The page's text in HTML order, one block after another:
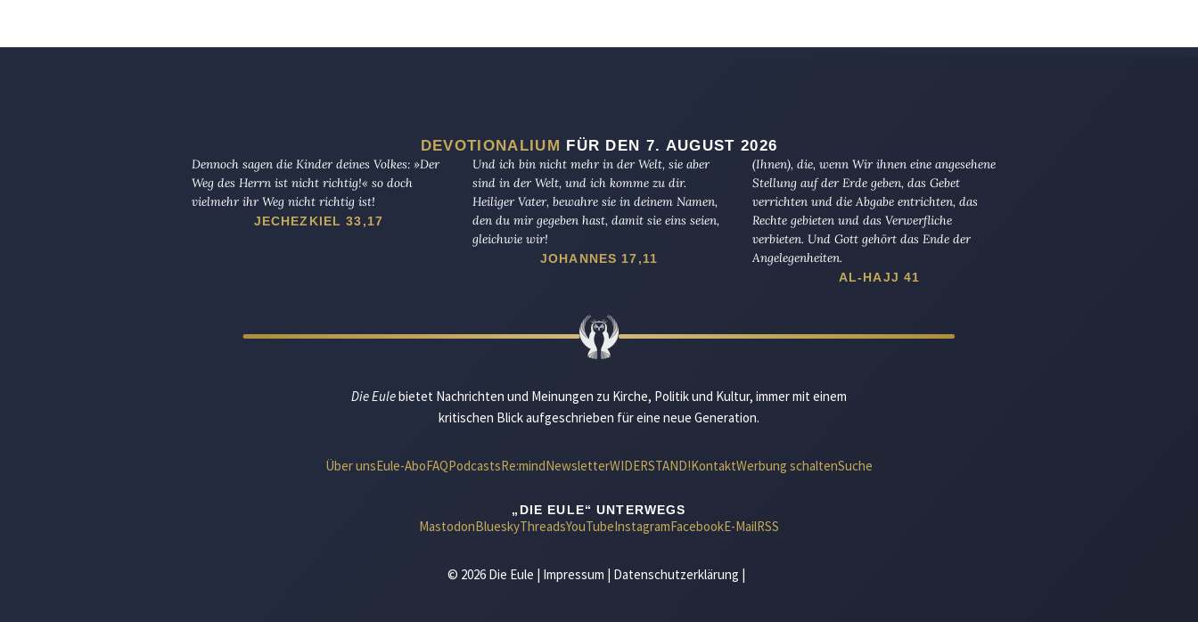
DEVOTIONALIUM FÜR DEN 7. AUGUST 2026
Dennoch sagen die Kinder deines Volkes: »Der
Weg des Herrn ist nicht richtig!« so doch
vielmehr ihr Weg nicht richtig ist!
JECHEZKIEL 33,17
Und ich bin nicht mehr in der Welt, sie aber
sind in der Welt, und ich komme zu dir.
Heiliger Vater, bewahre sie in deinem Namen,
den du mir gegeben hast, damit sie eins seien,
gleichwie wir!
JOHANNES 17,11
(Ihnen), die, wenn Wir ihnen eine angesehene
Stellung auf der Erde geben, das Gebet
verrichten und die Abgabe entrichten, das
Rechte gebieten und das Verwerfliche
verbieten. Und Gott gehört das Ende der
Angelegenheiten.
AL-HAJJ 41
Die Eulebietet Nachrichten und Meinungen zu Kirche, Politik und Kultur, immer mit einem
kritischen Blick aufgeschrieben für eine neue Generation.
Über unsEule-AboFAQPodcastsRe:mindNewsletterWIDERSTAND!KontaktWerbung schaltenSuche
„DIE EULE“ UNTERWEGS
MastodonBlueskyThreadsYouTubeInstagramFacebookE-MailRSS
© 2026 Die Eule | Impressum | Datenschutzerklärung |